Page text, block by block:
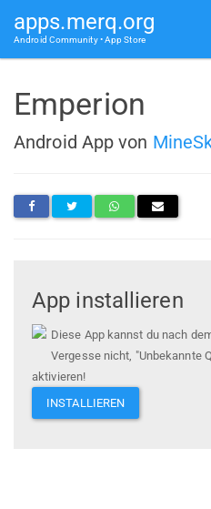
apps.merq.org
Android Community • App Store
Emperion
Android App von
App installieren
Diese App kannst du nach
Vergesse nicht, "Unbekannte
aktivieren!
INSTALLIEREN